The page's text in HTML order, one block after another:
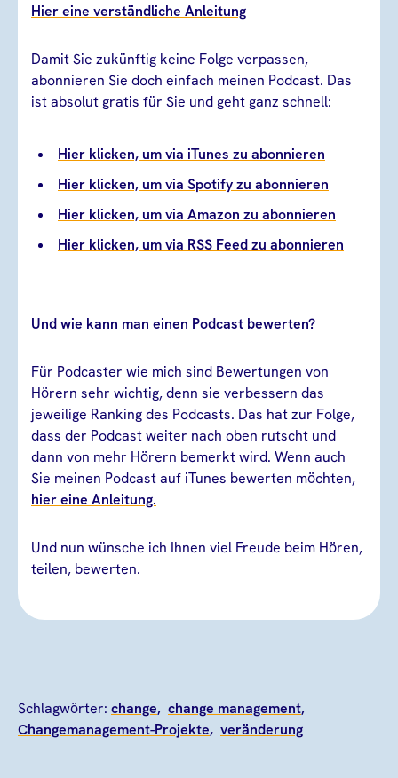
Hier eine verständliche Anleitung
Damit Sie zukünftig keine Folge verpassen,
abonnieren Sie doch einfach meinen Podcast. Das
ist absolut gratis für Sie und geht ganz schnell:
Hier klicken, um via iTunes zu abonnieren
Hier klicken, um via Spotify zu abonnieren
Hier klicken, um via Amazon zu abonnieren
Hier klicken, um via RSS Feed zu abonnieren
Und wie kann man einen Podcast bewerten?
Für Podcaster wie mich sind Bewertungen von
Hörern sehr wichtig, denn sie verbessern das
jeweilige Ranking des Podcasts. Das hat zur Folge,
dass der Podcast weiter nach oben rutscht und
dann von mehr Hörern bemerkt wird. Wenn auch
Sie meinen Podcast auf iTunes bewerten möchten,
hier eine Anleitung.
Und nun wünsche ich Ihnen viel Freude beim Hören,
teilen, bewerten.
Schlagwörter: change
change management
Changemanagement-Projekte
veränderung